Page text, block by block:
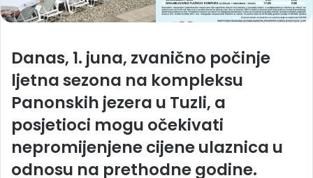
Danas, 1. juna, zvanično počinje
ljetna sezona na kompleksu
Panonskih jezera u Tuzli, a
posjetioci mogu očekivati
nepromijenjene cijene ulaznica u
odnosu na prethodne godine.